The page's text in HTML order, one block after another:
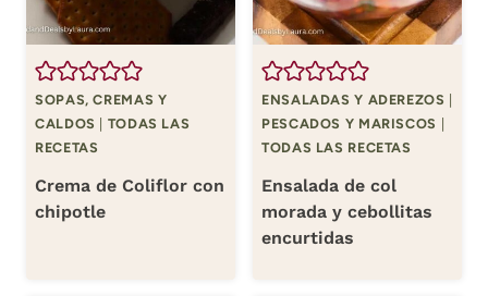
SOPAS, CREMAS Y
CALDOS | TODAS LAS
RECETAS
Crema de Coliflor con
chipotle
ENSALADAS Y ADEREZOS |
PESCADOS Y MARISCOS |
TODAS LAS RECETAS
Ensalada de col
morada y cebollitas
encurtidas